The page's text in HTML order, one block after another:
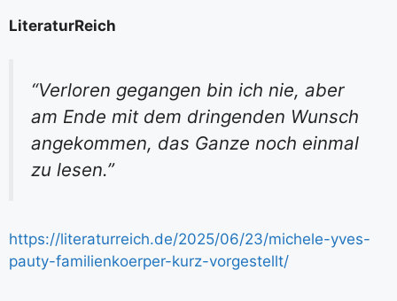
LiteraturReich
“Verloren gegangen bin ich nie, aber
am Ende mit dem dringenden Wunsch
angekommen, das Ganze noch einmal
zu lesen.”
https://literaturreich.de/2025/06/23/michele-yves-
pauty-familienkoerper-kurz-vorgestellt/